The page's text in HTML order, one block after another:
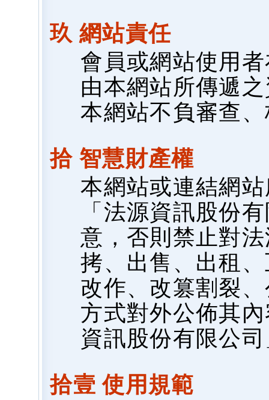
玖 網站責任
會員或網站使用
由本網站所傳遞
本網站不負審查
拾 智慧財產權
本網站或連結網
「法源資訊股份
意，否則禁止對
拷、出售、出租
改作、改篡割裂
方式對外公佈其
資訊股份有限公
拾壹 使用規範